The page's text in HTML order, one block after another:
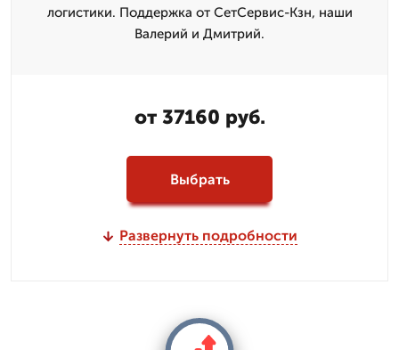
логистики. Поддержка от СетСервис-Кзн, наши
Валерий и Дмитpий.
от 37160 руб.
Выбрать
Развернуть подробности